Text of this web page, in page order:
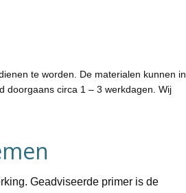
te worden. De materialen kunnen in
doorgaans circa 1 – 3 werkdagen. Wij
Geadviseerde primer is de